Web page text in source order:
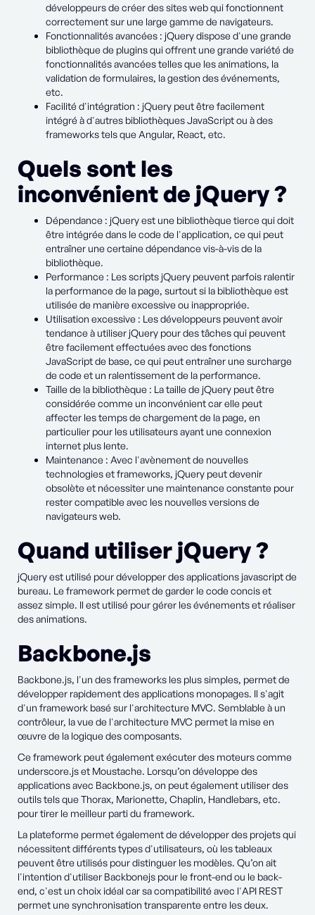
développeurs de créer des sites web qui fonctionnent
correctement sur une large gamme de navigateurs.
Fonctionnalités avancées : jQuery dispose d'une grande
bibliothèque de plugins qui offrent une grande variété de
fonctionnalités avancées telles que les animations, la
validation de formulaires, la gestion des événements,
etc.
Facilité d'intégration : jQuery peut être facilement
intégré à d'autres bibliothèques JavaScript ou à des
frameworks tels que Angular, React, etc.
Quels sont les
inconvénient de jQuery ?
Dépendance : jQuery est une bibliothèque tierce qui doit
être intégrée dans le code de l'application, ce qui peut
entraîner une certaine dépendance vis-à-vis de la
bibliothèque.
Performance : Les scripts jQuery peuvent parfois ralentir
la performance de la page, surtout si la bibliothèque est
utilisée de manière excessive ou inappropriée.
Utilisation excessive : Les développeurs peuvent avoir
tendance à utiliser jQuery pour des tâches qui peuvent
être facilement effectuées avec des fonctions
JavaScript de base, ce qui peut entraîner une surcharge
de code et un ralentissement de la performance.
Taille de la bibliothèque : La taille de jQuery peut être
considérée comme un inconvénient car elle peut
affecter les temps de chargement de la page, en
particulier pour les utilisateurs ayant une connexion
internet plus lente.
Maintenance : Avec l'avènement de nouvelles
technologies et frameworks, jQuery peut devenir
obsolète et nécessiter une maintenance constante pour
rester compatible avec les nouvelles versions de
navigateurs web.
Quand utiliser jQuery ?
jQuery est utilisé pour développer des applications javascript de
bureau. Le framework permet de garder le code concis et
assez simple. Il est utilisé pour gérer les événements et réaliser
des animations.
Backbone.js
Backbone.js, l'un des frameworks les plus simples, permet de
développer rapidement des applications monopages. Il s'agit
d'un framework basé sur l'architecture MVC. Semblable à un
contrôleur, la vue de l'architecture MVC permet la mise en
œuvre de la logique des composants.
Ce framework peut également exécuter des moteurs comme
underscore.js et Moustache. Lorsqu’on développe des
applications avec Backbone.js, on peut également utiliser des
outils tels que Thorax, Marionette, Chaplin, Handlebars, etc.
pour tirer le meilleur parti du framework.
La plateforme permet également de développer des projets qui
nécessitent différents types d'utilisateurs, où les tableaux
peuvent être utilisés pour distinguer les modèles. Qu’on ait
l'intention d'utiliser Backbonejs pour le front-end ou le back-
end, c'est un choix idéal car sa compatibilité avec l'API REST
permet une synchronisation transparente entre les deux.